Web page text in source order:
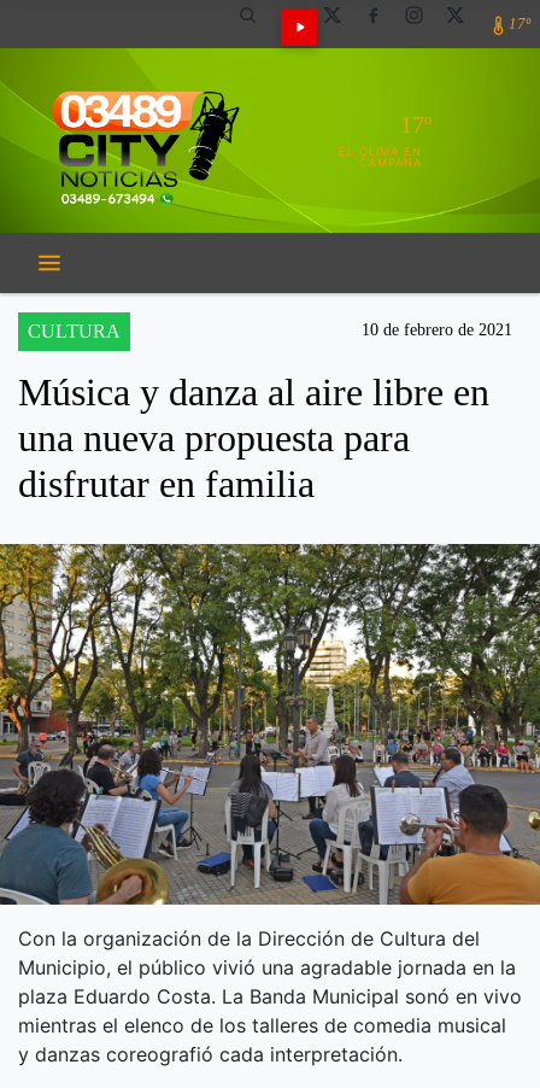
17º
17º
EL CLIMA EN
CAMPANA
CULTURA 10 de febrero de 2021
Música y danza al aire libre en
una nueva propuesta para
disfrutar en familia
Con la organización de la Dirección de Cultura del
Municipio, el público vivió una agradable jornada en la
plaza Eduardo Costa. La Banda Municipal sonó en vivo
mientras el elenco de los talleres de comedia musical
y danzas coreografió cada interpretación.